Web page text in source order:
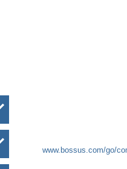
www.bossus.com/go/